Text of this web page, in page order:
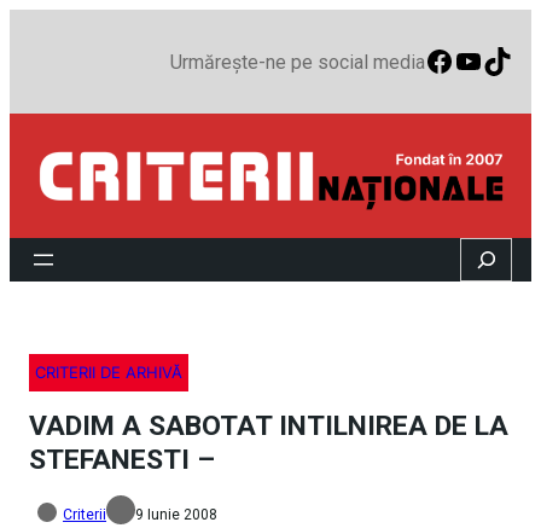
Urmărește-ne pe social media
Search
CRITERII DE ARHIVĂ
VADIM A SABOTAT INTILNIREA DE LA
STEFANESTI –
Criterii 9 Iunie 2008